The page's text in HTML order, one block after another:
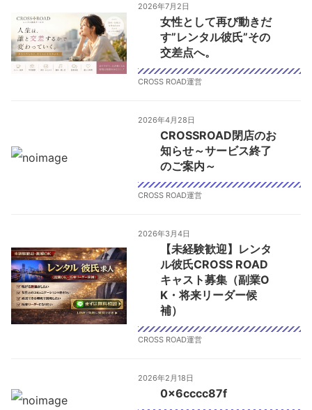
2026年7月2日
女性として再び動きだ
す”レンタル彼氏”その
交差点へ。
CROSS ROAD運営
2026年4月28日
CROSSROAD閉店のお
知らせ～サービス終了
のご案内～
CROSS ROAD運営
2026年3月4日
【未経験歓迎】レンタ
ル彼氏CROSS ROAD
キャスト募集（副業O
K・将来リーダー候
補）
CROSS ROAD運営
2026年2月18日
0x6cccc87f